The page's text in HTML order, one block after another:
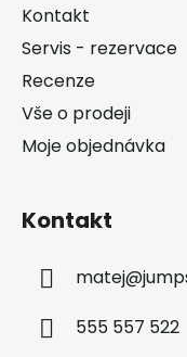
Kontakt
Servis - rezervace
Recenze
Vše o prodeji
Moje objednávka
Kontakt
matej@
555 557 522